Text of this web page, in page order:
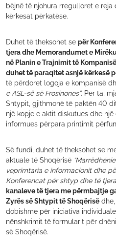
bëjnë të njohura rregulloret e reja
kërkesat përkatëse.
Duhet të theksohet se për
tjera dhe Memorandumet e
në Planin e Trajnimit të
duhet të paraqitet asnjë kërkesë
të përdoret logoja e kompanisë
e ASL-së së Frosinones”. Për ta,
Shtypit, gjithmonë të paktën 40
një kopje e aktit diskutues dhe
informues përpara printimit
Së fundi, duhet të theksohet se
aktuale të Shoqërisë
veprimtaria e informacionit dhe
Konferencat për shtyp dhe të tjera
kanaleve të tjera me përmbajtje
Zyrës së Shtypit të Shoqërisë
dobishme për iniciativa
nënshkrimit të formularit për
së Shoqërisë.